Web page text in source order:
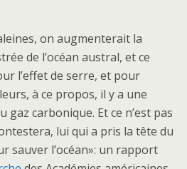
on augmenterait la
de l’océan austral, et ce
l’effet de serre, et pour
à ce propos, il y a une
carbonique. Et ce n’est pas
lui qui a pris la tête du
sauver l’océan»: un rapport